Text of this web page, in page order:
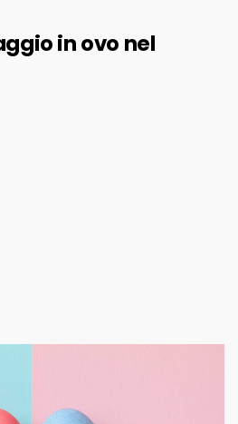
in ovo nel